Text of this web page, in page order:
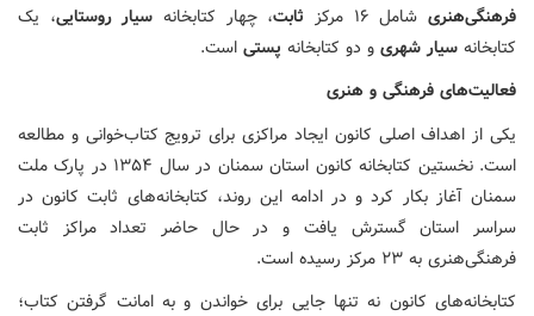
فرهنگی‌هنریشامل ۱۶ مرکز ثابت، چهار کتابخانه سیار روستایی، یک
کتابخانه سیار شهری و دو کتابخانه پستی است.
فعالیت‌های فرهنگی و هنری
یکی از اهداف اصلی کانون ایجاد مراکزی برای ترویج کتاب‌خوانی و مطالعه
است. نخستین کتابخانه کانون استان سمنان در سال ۱۳۵۴ در پارک ملت
سمنان آغاز بکار کرد و در ادامه این روند، کتابخانه‌های ثابت کانون در
سراسر استان گسترش یافت و در حال حاضر تعداد مراکز ثابت
فرهنگی‌هنری به ۲۳ مرکز رسیده است.
کتابخانه‌های کانون نه تنها جایی برای خواندن و به امانت گرفتن کتاب؛